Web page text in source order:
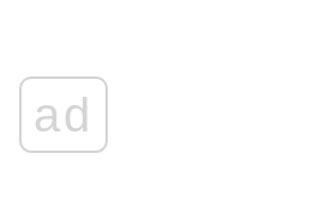
ad